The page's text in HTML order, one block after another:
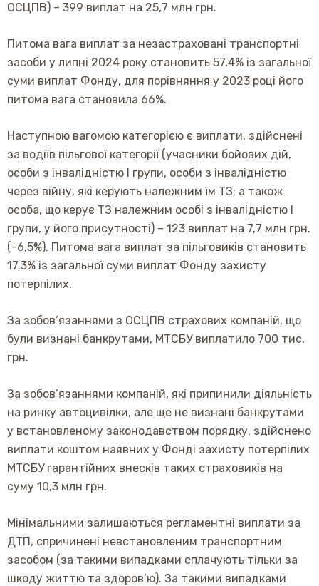
ОСЦПВ) – 399 виплат на 25,7 млн грн.
Питома вага виплат за незастраховані транспортні
засоби у липні 2024 року становить 57,4% із загальної
суми виплат Фонду, для порівняння у 2023 році його
питома вага становила 66%.
Наступною вагомою категорією є виплати, здійснені
за водіїв пільгової категорії (учасники бойових дій,
особи з інвалідністю І групи, особи з інвалідністю
через війну, які керують належним їм ТЗ; а також
особа, що керує ТЗ належним особі з інвалідністю І
групи, у його присутності) – 123 виплат на 7,7 млн грн.
(-6,5%). Питома вага виплат за пільговиків становить
17.3% із загальної суми виплат Фонду захисту
потерпілих.
За зобов’язаннями з ОСЦПВ страхових компаній, що
були визнані банкрутами, МТСБУ виплатило 700 тис.
грн.
За зобов’язаннями компаній, які припинили діяльність
на ринку автоцивілки, але ще не визнані банкрутами
у встановленому законодавством порядку, здійснено
виплати коштом наявних у Фонді захисту потерпілих
МТСБУ гарантійних внесків таких страховиків на
суму 10,3 млн грн.
Мінімальними залишаються регламентні виплати за
ДТП, спричинені невстановленим транспортним
засобом (за такими випадками сплачують тільки за
шкоду життю та здоров’ю). За такими випадками